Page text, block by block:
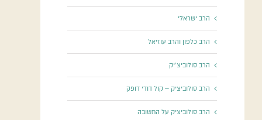
הרב ישראלי
הרב כלפון והרב עוזיאל
הרב סולוביצ'יק
הרב סולוביציק – קול דודי דופק
הרב סולוביציק על התשובה